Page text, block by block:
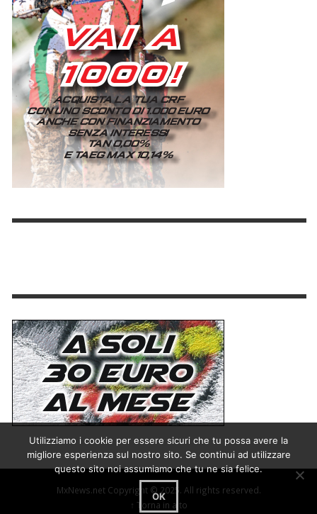
MxNews.net Copyright © 2025. All rights reserved.
↑ Torna in alto
Utilizziamo i cookie per essere sicuri che tu possa avere la
migliore esperienza sul nostro sito. Se continui ad utilizzare
questo sito noi assumiamo che tu ne sia felice.
OK